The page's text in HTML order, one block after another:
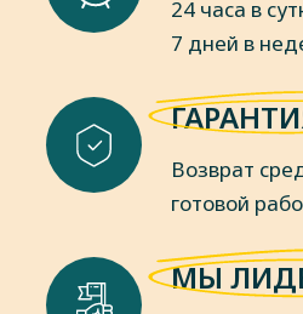
24 часа в
7 дней в
Возврат
готовой
МЫ